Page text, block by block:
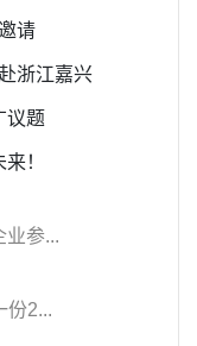
请
浙江嘉兴
议题
！
业参...
份2...